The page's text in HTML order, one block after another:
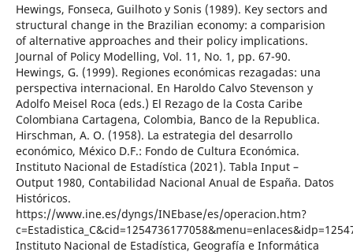
Hewings, Fonseca, Guilhoto y Sonis (1989). Key sectors and
structural change in the Brazilian economy: a comparision
of alternative approaches and their policy implications.
Journal of Policy Modelling, Vol. 11, No. 1, pp. 67-90.
Hewings, G. (1999). Regiones económicas rezagadas: una
perspectiva internacional. En Haroldo Calvo Stevenson y
Adolfo Meisel Roca (eds.) El Rezago de la Costa Caribe
Colombiana Cartagena, Colombia, Banco de la Republica.
Hirschman, A. O. (1958). La estrategia del desarrollo
económico, México D.F.: Fondo de Cultura Económica.
Instituto Nacional de Estadística (2021). Tabla Input –
Output 1980, Contabilidad Nacional Anual de España. Datos
Históricos.
https://www.ine.es/dyngs/INEbase/es/operacion.htm?
Instituto Nacional de Estadística, Geografía e Informática